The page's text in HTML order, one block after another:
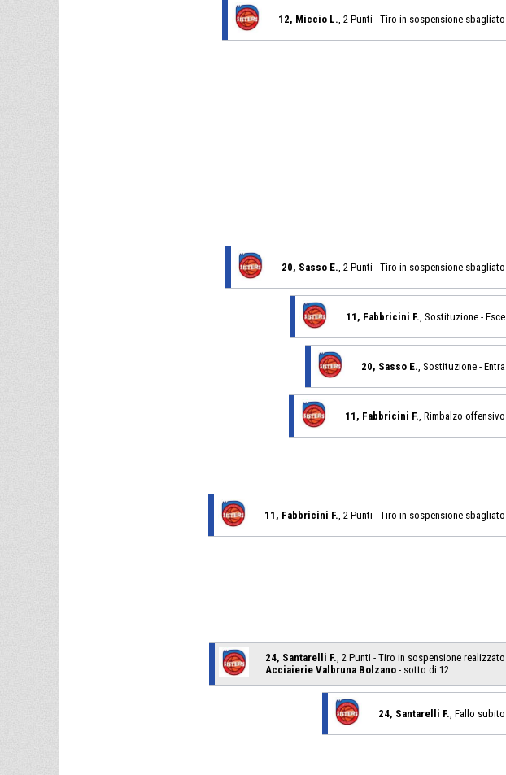
12, Miccio L. , 2 Punti - Tiro in sospensione sbagliato
20, Sasso E. , 2 Punti - Tiro in sospensione sbagliato
11, Fabbricini F. , Sostituzione - Esce
20, Sasso E. , Sostituzione - Entra
11, Fabbricini F. , Rimbalzo offensivo
11, Fabbricini F. , 2 Punti - Tiro in sospensione sbagliato
24, Santarelli F. , 2 Punti - Tiro in sospensione realizzato
Acciaierie Valbruna Bolzano - sotto di 12
24, Santarelli F. , Fallo subito